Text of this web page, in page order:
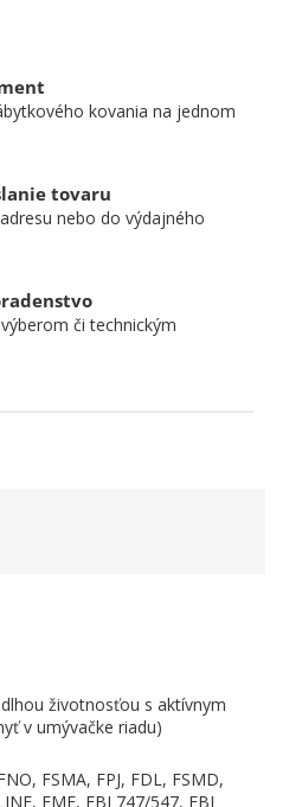
kovania na jednom
tovaru
nebo do výdajného
či technickým
životnosťou s aktívnym
v umývačke riadu)
FSMA, FPJ, FDL, FSMD,
FME, FBI 747/547, FBI